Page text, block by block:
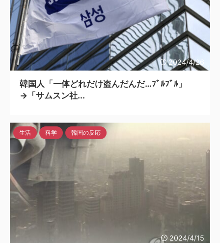
2024/4/26
韓国人「一体どれだけ盗んだんだ…ﾌﾞﾙﾌﾞﾙ」
→「サムスン社...
2024/4/15
生活 科学 韓国の反応